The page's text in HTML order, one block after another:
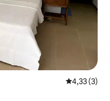
4,33 de
4,33 (3)